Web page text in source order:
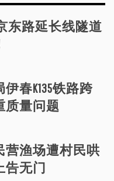
东路延长线隧道
春K135铁路跨
质量问题
营渔场遭村民哄
告无门